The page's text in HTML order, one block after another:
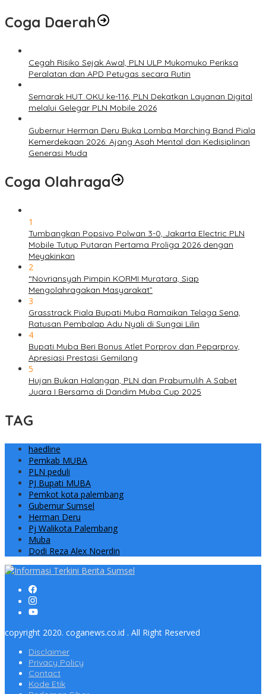
Coga Daerah
Cegah Risiko Sejak Awal, PLN ULP Mukomuko Periksa
Peralatan dan APD Petugas secara Rutin
Semarak HUT OKU ke-116, PLN Dekatkan Layanan Digital
melalui Gelegar PLN Mobile 2026
Gubernur Herman Deru Buka Lomba Marching Band Piala
Kemerdekaan 2026: Ajang Asah Mental dan Kedisiplinan
Generasi Muda
Coga Olahraga
1
Tumbangkan Popsivo Polwan 3-0, Jakarta Electric PLN
Mobile Tutup Putaran Pertama Proliga 2026 dengan
Meyakinkan
2
“Novriansyah Pimpin KORMI Muratara, Siap
Mengolahragakan Masyarakat”
3
Grasstrack Piala Bupati Muba Ramaikan Telaga Sena,
Ratusan Pembalap Adu Nyali di Sungai Lilin
4
Bupati Muba Beri Bonus Atlet Porprov dan Peparprov,
Apresiasi Prestasi Gemilang
5
Hujan Bukan Halangan, PLN dan Prabumulih A Sabet
Juara I Bersama di Dandim Muba Cup 2025
TAG
haedline
Pemkab MUBA
PLN peduli
PJ Bupati MUBA
Pemkot kota palembang
Gubernur Sumsel
Herman Deru
Pj Walikota Palembang
Muba
Dodi Reza Alex Noerdin
copyright 2020. coganews.co.id . All Right Reserved
Disclaimer
Privacy Policy
Contact
Kode Etik